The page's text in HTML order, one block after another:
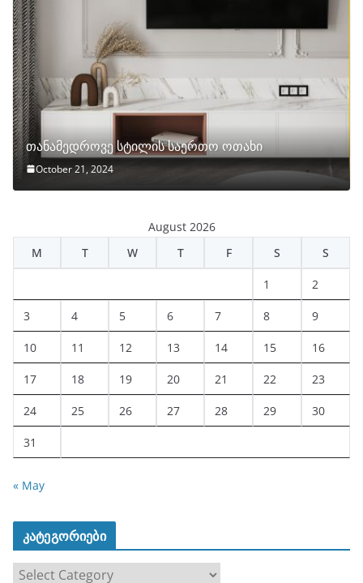
თანამედროვე სტილის საერთო ოთახი
October 21, 2024
August 2026
M
T W T F S S
1 2
3 4 5 6 7 8 9
10 11 12 13 14 15 16
17 18 19 20 21 22 23
24 25 26 27 28 29 30
31
« May
კატეგორიები